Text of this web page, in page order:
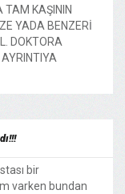
TAM KAŞININ
YADA BENZERİ
DOKTORA
bir
varken bundan